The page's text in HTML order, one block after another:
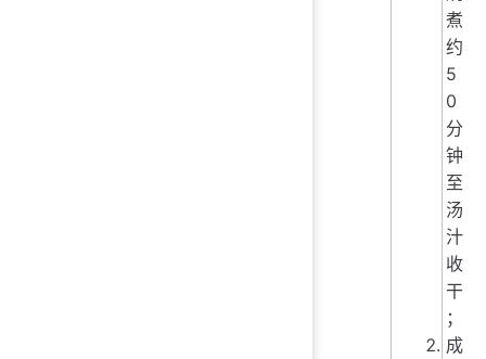
煮
约
5
0
分
钟
至
汤
汁
收
干
；
成